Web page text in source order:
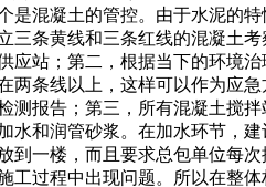
混凝土的管控。由于水泥的
条黄线和三条红线的混凝土
站；第二，根据当下的环境
条线以上，这样可以作为应
报告；第三，所有混凝土搅
和润管砂浆。在加水环节，
一楼，而且要求总包单位每
过程中出现问题。所以在整